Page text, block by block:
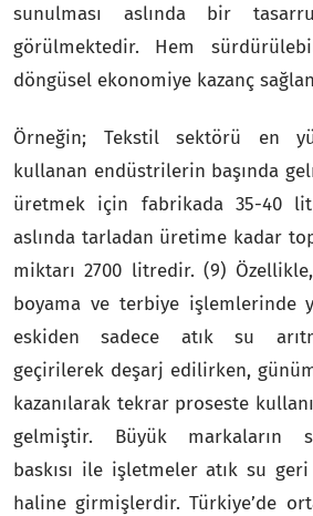
sunulması aslında bir
görülmektedir. Hem
döngüsel ekonomiye kazanç
Örneğin; Tekstil sektörü en
kullanan endüstrilerin başında
üretmek için fabrikada 35-40
aslında tarladan üretime kadar
miktarı 2700 litredir. (9)
boyama ve terbiye işlemlerinde
eskiden sadece atık su
geçirilerek deşarj edilirken,
kazanılarak tekrar proseste
gelmiştir. Büyük markaların
baskısı ile işletmeler atık su geri
haline girmişlerdir. Türkiye’de